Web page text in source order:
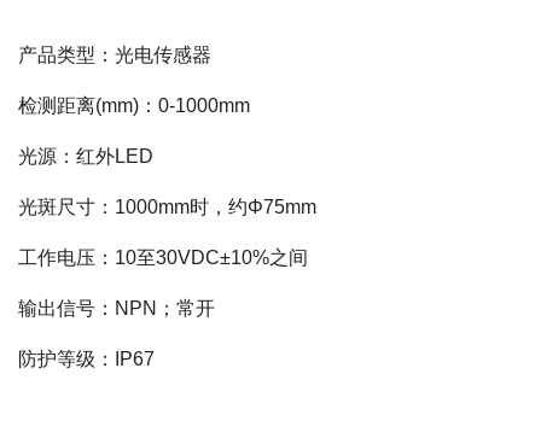
产品类型：光电传感器
检测距离(mm)：0-1000mm
光源：红外LED
光斑尺寸：1000mm时，约Φ75mm
工作电压：10至30VDC±10%之间
输出信号：NPN；常开
防护等级：IP67